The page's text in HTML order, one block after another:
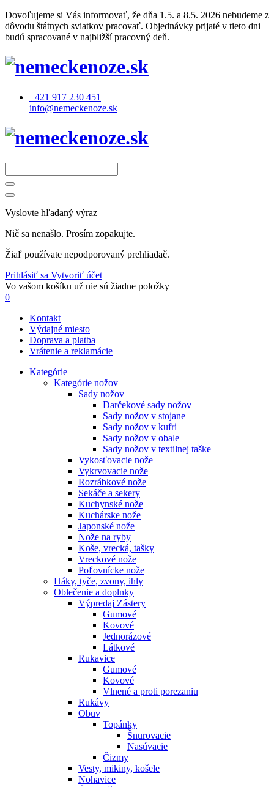
Dovoľujeme si Vás informovať, že dňa 1.5. a 8.5. 2026 nebudeme z
dôvodu štátnych sviatkov pracovať. Objednávky prijaté v tieto dni
budú spracované v najbližší pracovný deň.
+421 917 230 451
info@nemeckenoze.sk
Vyslovte hľadaný výraz
Nič sa nenašlo. Prosím zopakujte.
Žiaľ používate nepodporovaný prehliadač.
Prihlásiť sa Vytvoriť účet
Vo vašom košíku už nie sú žiadne položky
0
Kontakt
Výdajné miesto
Doprava a platba
Vrátenie a reklamácie
Kategórie
Kategórie nožov
Sady nožov
Darčekové sady nožov
Sady nožov v stojane
Sady nožov v kufri
Sady nožov v obale
Sady nožov v textilnej taške
Vykosťovacie nože
Vykrvovacie nože
Rozrábkové nože
Sekáče a sekery
Kuchynské nože
Kuchárske nože
Japonské nože
Nože na ryby
Koše, vrecká, tašky
Vreckové nože
Poľovnícke nože
Háky, tyče, zvony, ihly
Oblečenie a doplnky
Výpredaj Zástery
Gumové
Kovové
Jednorázové
Látkové
Rukavice
Gumové
Kovové
Vlnené a proti porezaniu
Rukávy
Obuv
Topánky
Šnurovacie
Nasúvacie
Čizmy
Vesty, mikiny, košele
Nohavice